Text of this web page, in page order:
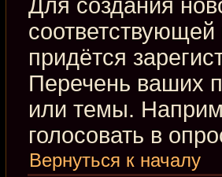
Для создания
придётся
Перечень ваших
или темы.
голосовать в
Вернуться к началу